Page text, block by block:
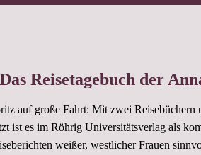
Reisetagebuch der
auf große Fahrt: Mit zwei
ist es im Röhrig Universitätsverlag als
weißer, westlicher Frauen